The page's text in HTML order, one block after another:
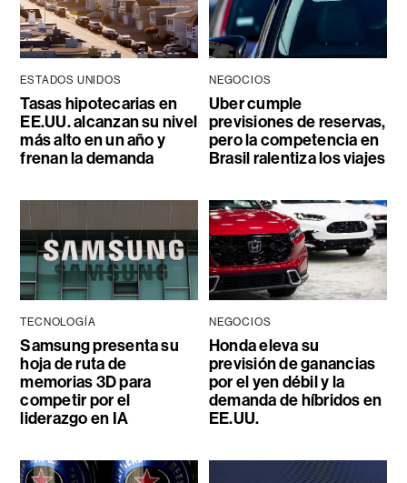
ESTADOS UNIDOS
Tasas hipotecarias en
EE.UU. alcanzan su nivel
más alto en un año y
frenan la demanda
NEGOCIOS
Uber cumple
previsiones de reservas,
pero la competencia en
Brasil ralentiza los viajes
TECNOLOGÍA
Samsung presenta su
hoja de ruta de
memorias 3D para
competir por el
liderazgo en IA
NEGOCIOS
Honda eleva su
previsión de ganancias
por el yen débil y la
demanda de híbridos en
EE.UU.